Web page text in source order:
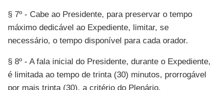
§ 7º - Cabe ao Presidente, para preservar o tempo
máximo dedicável ao Expediente, limitar, se
necessário, o tempo disponível para cada orador.
§ 8º - A fala inicial do Presidente, durante o Expediente,
é limitada ao tempo de trinta (30) minutos, prorrogável
por mais trinta (30), a critério do Plenário.